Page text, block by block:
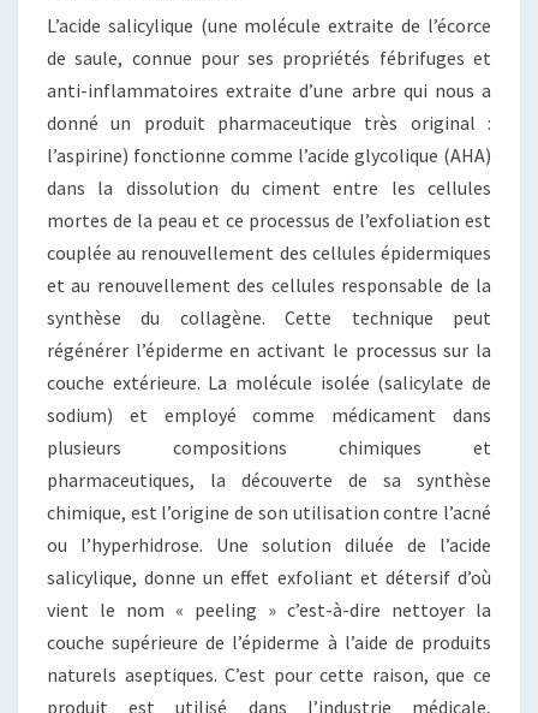
L’acide salicylique (une molécule extraite de l’écorce
de saule, connue pour ses propriétés fébrifuges et
anti-inflammatoires extraite d’une arbre qui nous a
donné un produit pharmaceutique très original :
l’aspirine) fonctionne comme l’acide glycolique (AHA)
dans la dissolution du ciment entre les cellules
mortes de la peau et ce processus de l’exfoliation est
couplée au renouvellement des cellules épidermiques
et au renouvellement des cellules responsable de la
synthèse du collagène. Cette technique peut
régénérer l’épiderme en activant le processus sur la
couche extérieure. La molécule isolée (salicylate de
sodium) et employé comme médicament dans
plusieurs compositions chimiques et
pharmaceutiques, la découverte de sa synthèse
chimique, est l’origine de son utilisation contre l’acné
ou l’hyperhidrose. Une solution diluée de l’acide
salicylique, donne un effet exfoliant et détersif d’où
vient le nom « peeling » c’est-à-dire nettoyer la
couche supérieure de l’épiderme à l’aide de produits
naturels aseptiques. C’est pour cette raison, que ce
produit est utilisé dans l’industrie médicale,